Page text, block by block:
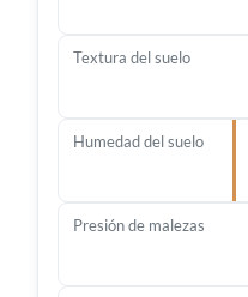
Textura del suelo
Humedad del suelo
Presión de malezas